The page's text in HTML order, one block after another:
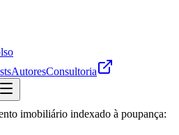
AutoresConsultoria
imobiliário indexado à poupança: